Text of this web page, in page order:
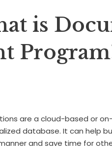
is
are a cloud-based or
database. It can help
and save time for